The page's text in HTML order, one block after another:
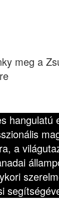
meg a
hangulatú
a